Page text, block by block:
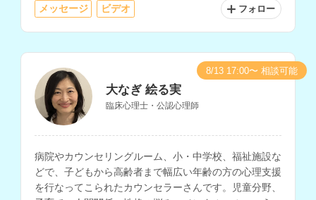
メッセージ ビデオ フォロー
大なぎ 絵る実
臨床心理士・公認心理師
病院やカウンセリングルーム、小・中学校、福祉施設な
どで、子どもから高齢者まで幅広い年齢の方の心理支援
を行なってこられたカウンセラーさんです。児童分野、
8/13 17:00〜 相談可能